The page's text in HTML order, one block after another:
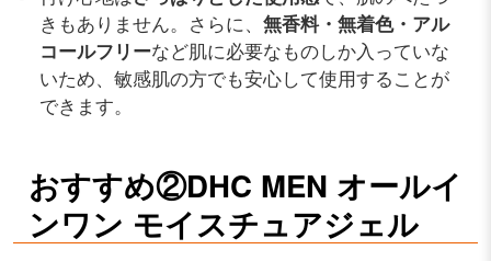
きもありません。さらに、 無香料・無着色・アル
コールフリーなど肌に必要なものしか入っていな
いため、敏感肌の方でも安心して使用することが
できます。
おすすめ②DHC MEN オールイ
ンワン モイスチュアジェル